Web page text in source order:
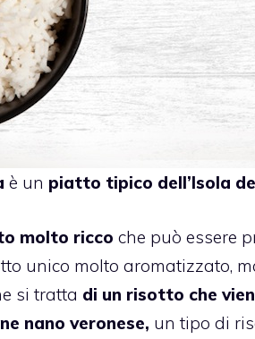
è un piatto tipico dell’Isola
molto ricco che può essere
unico molto aromatizzato,
si tratta di un risotto che
nano veronese, un tipo di